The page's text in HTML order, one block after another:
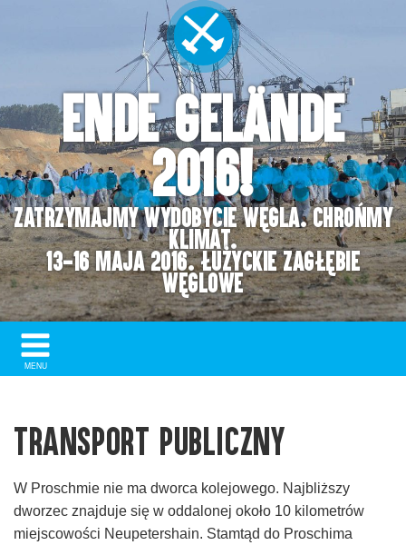
Ende Gelände
2016!
Zatrzymajmy wydobycie węgla. Chrońmy
klimat.
13-16 maja 2016. Łużyckie Zagłębie
Węglowe
Show/
Hide
MENU
Transport publiczny
W Proschmie nie ma dworca kolejowego. Najbliższy
dworzec znajduje się w oddalonej około 10 kilometrów
miejscowości Neupetershain. Stamtąd do Proschima